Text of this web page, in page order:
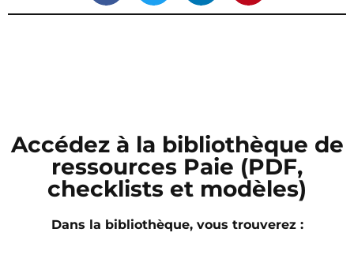
Accédez à la bibliothèque de
ressources Paie (PDF,
checklists et modèles)
Dans la bibliothèque, vous trouverez :